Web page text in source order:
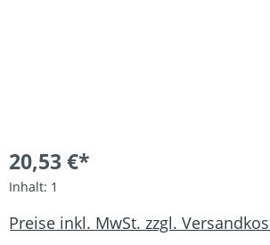
20,53 €*
Inhalt: 1
Preise inkl. MwSt. zzgl.